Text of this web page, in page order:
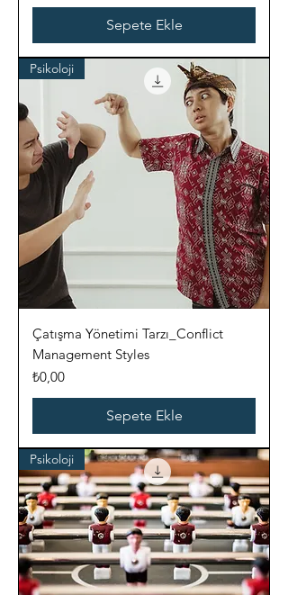
Sepete Ekle
Psikoloji
Çatışma Yönetimi Tarzı_Conflict
Management Styles
Fiyat
₺0,00
Sepete Ekle
Psikoloji